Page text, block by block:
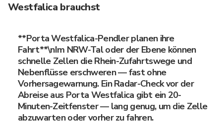
Westfalica brauchst
**Porta Westfalica-Pendler planen ihre
Fahrt**\nIm NRW-Tal oder der Ebene können
schnelle Zellen die Rhein-Zufahrtswege und
Nebenflüsse erschweren — fast ohne
Vorhersagewarnung. Ein Radar-Check vor der
Abreise aus Porta Westfalica gibt ein 20-
Minuten-Zeitfenster — lang genug, um die Zelle
abzuwarten oder vorher zu fahren.